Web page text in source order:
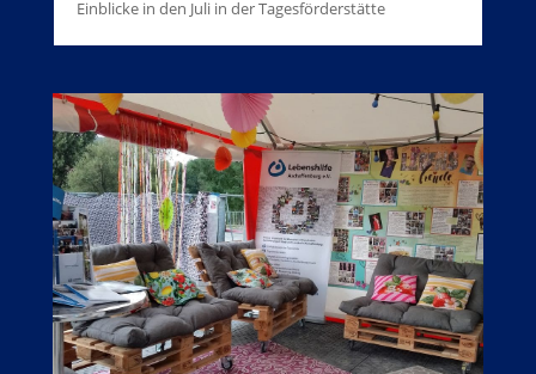
Einblicke in den Juli in der Tagesförderstätte